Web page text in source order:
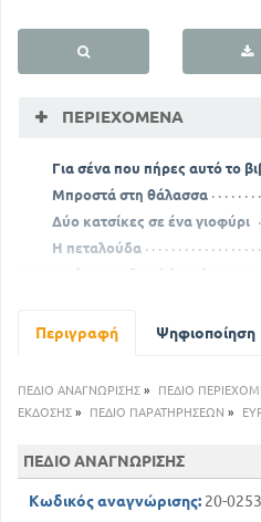
ΠΕΡΙΕΧΌΜΕΝΑ
Για σένα που πήρες αυτό το
Μπροστά στη θάλασσα
Δύο κατσίκες σε ένα γιοφύρι
Η πεταλούδα
Το άσχημο βασιλόπουλο
Ξύπνημα
Ο ποντικούλης
Ο πιτσιρίκος
Το γαϊτανάκι
Περιγραφή Ψηφιοποίηση
ΠΕΔΙΟ ΑΝΑΓΝΩΡΙΣΗΣ » ΠΕΔΙΟ
ΕΚΔΟΣΗΣ » ΠΕΔΙΟ ΠΑΡΑΤΗΡΗΣΕΩΝ »
ΠΕΔΙΟ ΑΝΑΓΝΩΡΙΣΗΣ
Κωδικός αναγνώρισης: 20-